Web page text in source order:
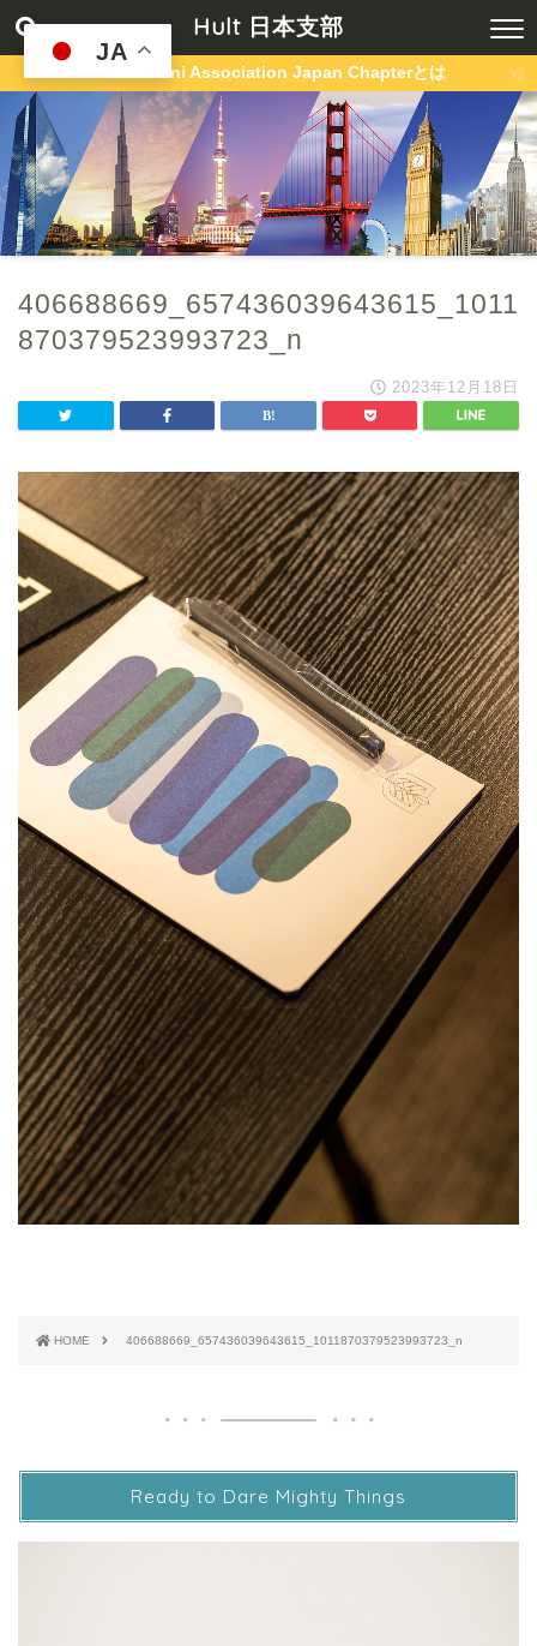
Hult 日本支部
Hult Alumni Association Japan Chapterとは
406688669_657436039643615_1011
870379523993723_n
2023年12月18日
HOME 406688669_657436039643615_1011870379523993723_n
Ready to Dare Mighty Things
JA